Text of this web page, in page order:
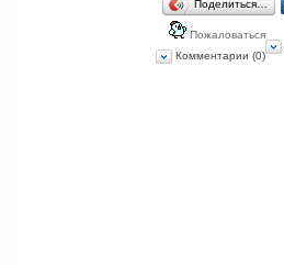
Поделиться…
Пожаловаться
Комментарии (0)